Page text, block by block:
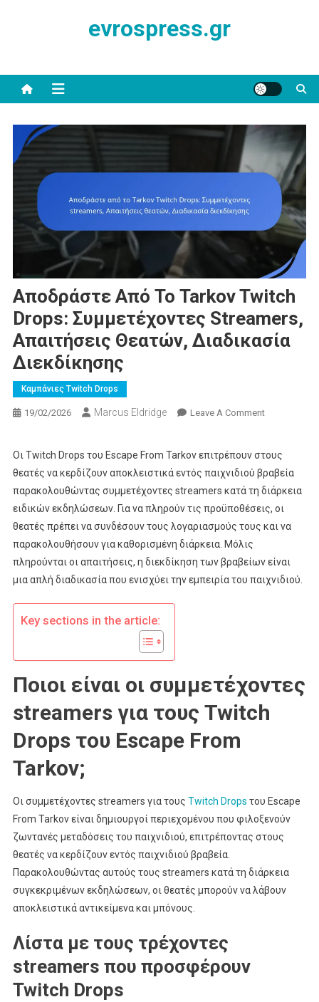
evrospress.gr
Αποδράστε Από Το Tarkov Twitch
Drops: Συμμετέχοντες Streamers,
Απαιτήσεις Θεατών, Διαδικασία
Διεκδίκησης
Καμπάνιες Twitch Drops
19/02/2026 Marcus Eldridge Leave A CommentOn
Το
Tarkov
Twitch
Drops:
Απαιτήσεις
Θεατών,
Οι Twitch Drops του Escape From Tarkov επιτρέπουν στους
θεατές να κερδίζουν αποκλειστικά εντός παιχνιδιού βραβεία
παρακολουθώντας συμμετέχοντες streamers κατά τη διάρκεια
ειδικών εκδηλώσεων. Για να πληρούν τις προϋποθέσεις, οι
θεατές πρέπει να συνδέσουν τους λογαριασμούς τους και να
παρακολουθήσουν για καθορισμένη διάρκεια. Μόλις
πληρούνται οι απαιτήσεις, η διεκδίκηση των βραβείων είναι
μια απλή διαδικασία που ενισχύει την εμπειρία του παιχνιδιού.
Key sections in the article:
Ποιοι είναι οι συμμετέχοντες
streamers για τους Twitch
Drops του Escape From
Tarkov;
Οι συμμετέχοντες streamers για τους Twitch Drops του Escape
From Tarkov είναι δημιουργοί περιεχομένου που φιλοξενούν
ζωντανές μεταδόσεις του παιχνιδιού, επιτρέποντας στους
θεατές να κερδίζουν εντός παιχνιδιού βραβεία.
Παρακολουθώντας αυτούς τους streamers κατά τη διάρκεια
συγκεκριμένων εκδηλώσεων, οι θεατές μπορούν να λάβουν
αποκλειστικά αντικείμενα και μπόνους.
Λίστα με τους τρέχοντες
streamers που προσφέρουν
Twitch Drops